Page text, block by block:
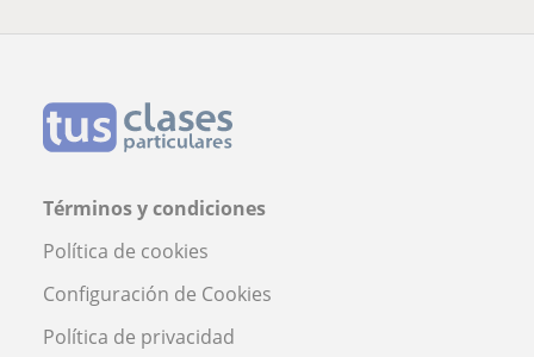
Términos y condiciones
Política de cookies
Configuración de Cookies
Política de privacidad